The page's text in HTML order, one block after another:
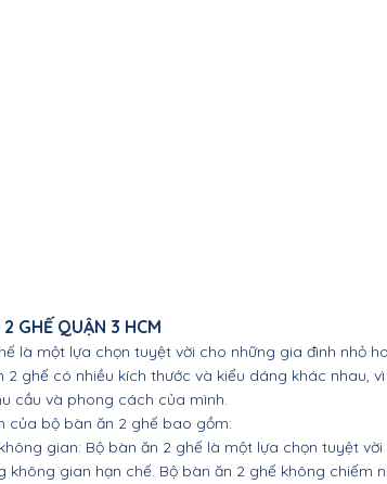
GHẾ QUẬN 3 HCM
là một lựa chọn tuyệt vời cho những gia đình nhỏ
2 ghế có nhiều kích thước và kiểu dáng khác nhau,
cầu và phong cách của mình.
của bộ bàn ăn 2 ghế bao gồm:
gian: Bộ bàn ăn 2 ghế là một lựa chọn tuyệt
không gian hạn chế. Bộ bàn ăn 2 ghế không chiếm